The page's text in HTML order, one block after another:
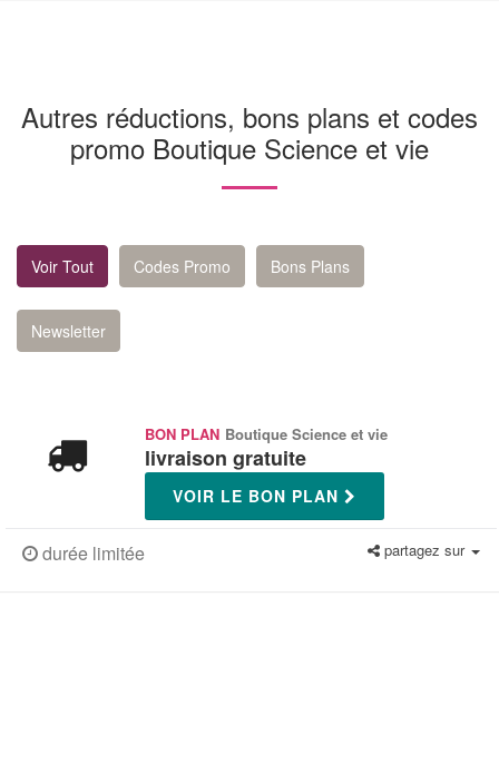
Autres réductions, bons plans et codes
promo Boutique Science et vie
Voir Tout Codes Promo Bons Plans
Newsletter
BON PLAN Boutique Science et vie
livraison gratuite
VOIR LE BON PLAN
durée limitée partagez sur